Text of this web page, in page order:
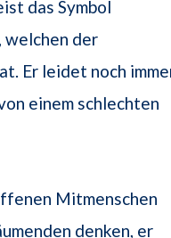
das Symbol
welchen der
Er leidet noch
einem schlechten
Mitmenschen
denken, er